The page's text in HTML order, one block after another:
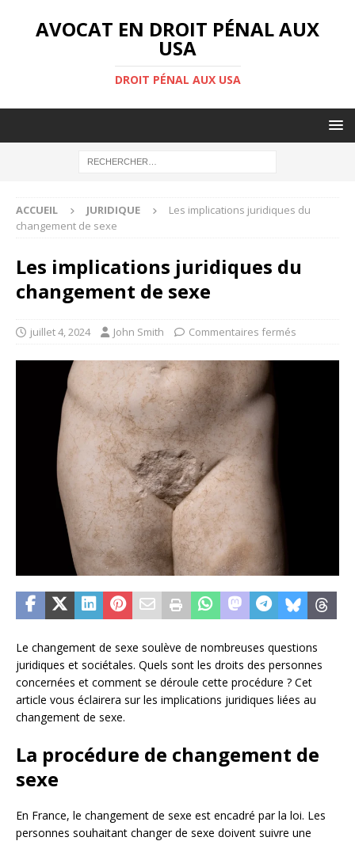
AVOCAT EN DROIT PÉNAL AUX
USA
DROIT PÉNAL AUX USA
ACCUEIL JURIDIQUE
Les implications juridiques du
changement de sexe
Les implications juridiques du
changement de sexe
juillet 4, 2024 John Smith Commentaires fermés
Le changement de sexe soulève de nombreuses questions
juridiques et sociétales. Quels sont les droits des personnes
concernées et comment se déroule cette procédure ? Cet
article vous éclairera sur les implications juridiques liées au
changement de sexe.
La procédure de changement de
sexe
En France, le changement de sexe est encadré par la loi. Les
personnes souhaitant changer de sexe doivent suivre une